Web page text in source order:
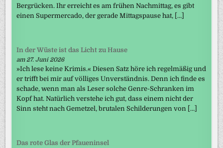
Bergrücken. Ihr erreicht es am frühen Nachmittag, es gibt
einen Supermercado, der gerade Mittagspause hat, […]
In der Wüste ist das Licht zu Hause
am 27. Juni 2026
»Ich lese keine Krimis.« Diesen Satz höre ich regelmäßig und
er trifft bei mir auf völliges Unverständnis. Denn ich finde es
schade, wenn man als Leser solche Genre-Schranken im
Kopf hat. Natürlich verstehe ich gut, dass einem nicht der
Sinn steht nach Gemetzel, brutalen Schilderungen von […]
Das rote Glas der Pfaueninsel